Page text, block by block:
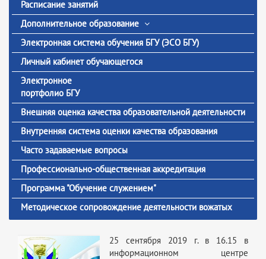
Расписание занятий
Дополнительное образование
Электронная система обучения БГУ (ЭСО БГУ)
Личный кабинет обучающегося
Электронное
портфолио БГУ
Внешняя оценка качества образовательной деятельности
Внутренняя система оценки качества образования
Часто задаваемые вопросы
Профессионально-общественная аккредитация
Программа "Обучение служением"
Методическое сопровождение деятельности вожатых
25 сентября 2019 г. в 16.15 в
информационном центре